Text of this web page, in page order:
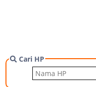
Cari HP